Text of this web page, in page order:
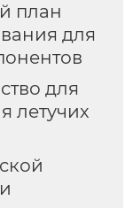
план
для
для
летучих